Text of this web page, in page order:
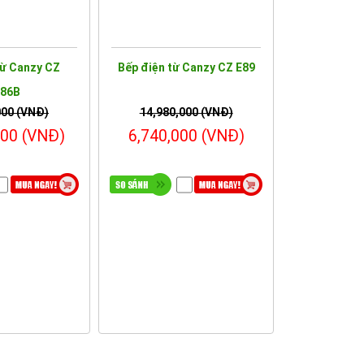
Canzy CZ
(VNĐ)
(VNĐ)
Bếp điện từ Canzy CZ E89
14,980,000 (VNĐ)
6,740,000 (VNĐ)